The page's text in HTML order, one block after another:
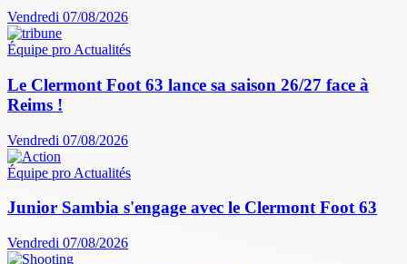
Vendredi 07/08/2026
Équipe pro Actualités
Le Clermont Foot 63 lance sa saison 26/27 face à
Reims !
Vendredi 07/08/2026
Équipe pro Actualités
Junior Sambia s'engage avec le Clermont Foot 63
Vendredi 07/08/2026